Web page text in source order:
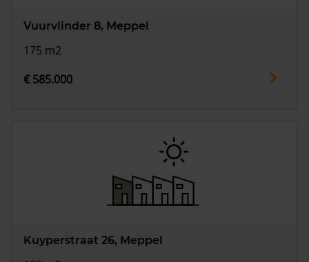
Vuurvlinder 8, Meppel
175 m2
€ 585.000
Kuyperstraat 26, Meppel